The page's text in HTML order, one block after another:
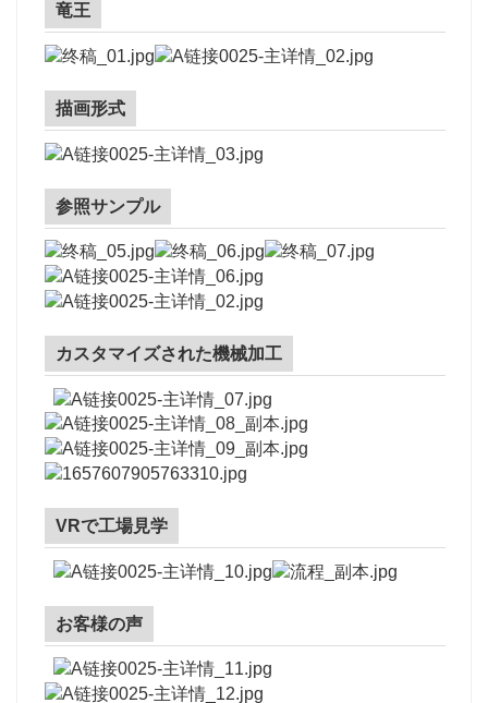
竜王
描画形式
参照サンプル
カスタマイズされた機械加工
VRで工場見学
お客様の声